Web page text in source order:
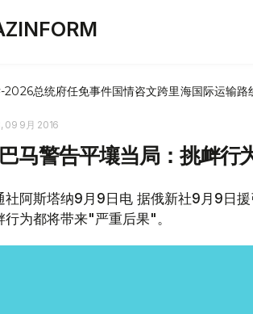
2026总统府任免事件国情咨文跨里海国际运输路
09 9月 2016
马警告平壤当局：挑衅行
社阿斯塔纳9月9日电 据俄新社9月9日
行为都将带来"严重后果"。